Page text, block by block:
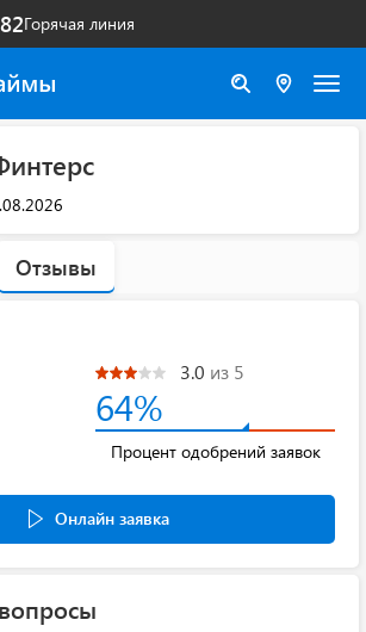
Горячая линия
Отзывы
3.0 из 5
64%
Процент одобрений заявок
Онлайн заявка